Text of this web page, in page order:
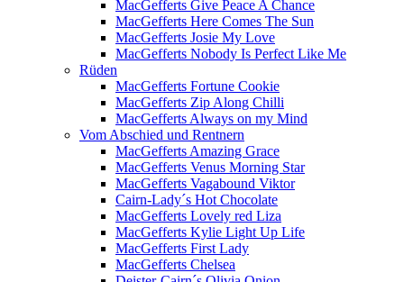
MacGefferts Give Peace A Chance
MacGefferts Here Comes The Sun
MacGefferts Josie My Love
MacGefferts Nobody Is Perfect Like Me
Rüden
MacGefferts Fortune Cookie
MacGefferts Zip Along Chilli
MacGefferts Always on my Mind
Vom Abschied und Rentnern
MacGefferts Amazing Grace
MacGefferts Venus Morning Star
MacGefferts Vagabound Viktor
Cairn-Lady´s Hot Chocolate
MacGefferts Lovely red Liza
MacGefferts Kylie Light Up Life
MacGefferts First Lady
MacGefferts Chelsea